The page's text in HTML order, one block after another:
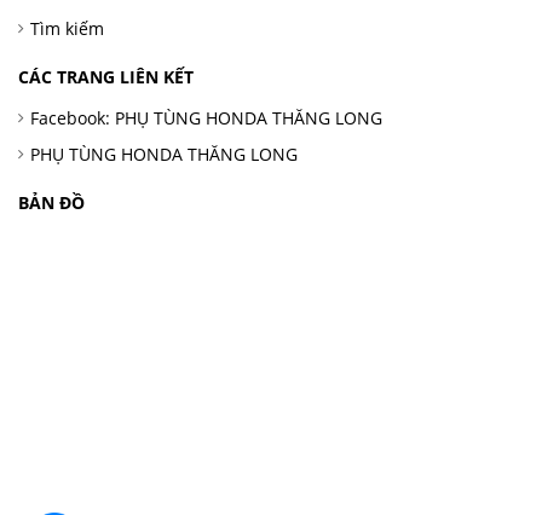
Tìm kiếm
CÁC TRANG LIÊN KẾT
Facebook: PHỤ TÙNG HONDA THĂNG LONG
PHỤ TÙNG HONDA THĂNG LONG
BẢN ĐỒ